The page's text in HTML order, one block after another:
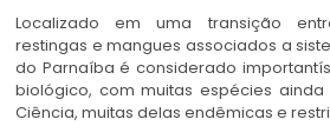
Localizado em uma transição
restingas e mangues associados a
do Parnaíba é considerado
biológico, com muitas espécies
Ciência, muitas delas endêmicas e